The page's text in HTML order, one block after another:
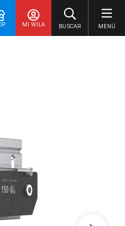
MI WILA BUSCAR MENÚ